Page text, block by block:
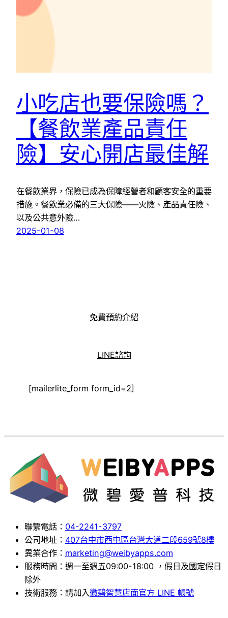
小吃店也要保險嗎？
【餐飲業產品責任
險】安心開店最佳解
在餐飲業界，保險已成為保障經營者和顧客安全的重要
措施。餐飲業必備的三大保險——火險、產品責任險、
以及公共意外險…
2025-01-08
免費預約介紹
LINE諮詢
[mailerlite_form form_id=2]
聯繫電話： 04-2241-3797
公司地址： 407台中市西屯區台灣大道二段659號8樓
異業合作： marketing@weibyapps.com
服務時間：週一至週五09:00-18:00 ，假日及國定假日
除外
技術服務：請加入微碧智慧店面官方 LINE 帳號